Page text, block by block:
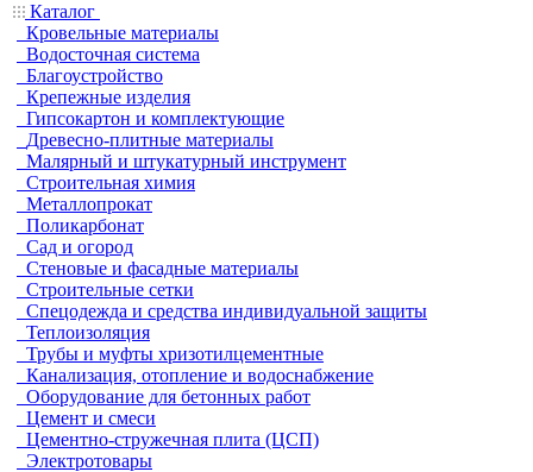
Каталог
Кровельные материалы
Водосточная система
Благоустройство
Крепежные изделия
Гипсокартон и комплектующие
Древесно-плитные материалы
Малярный и штукатурный инструмент
Строительная химия
Металлопрокат
Поликарбонат
Сад и огород
Стеновые и фасадные материалы
Строительные сетки
Спецодежда и средства индивидуальной защиты
Теплоизоляция
Трубы и муфты хризотилцементные
Канализация, отопление и водоснабжение
Оборудование для бетонных работ
Цемент и смеси
Цементно-стружечная плита (ЦСП)
Электротовары